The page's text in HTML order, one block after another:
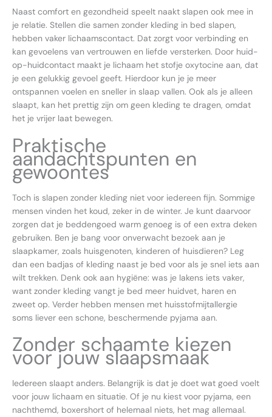
Naast comfort en gezondheid speelt naakt slapen ook mee in
je relatie. Stellen die samen zonder kleding in bed slapen,
hebben vaker lichaamscontact. Dat zorgt voor verbinding en
kan gevoelens van vertrouwen en liefde versterken. Door huid-
op-huidcontact maakt je lichaam het stofje oxytocine aan, dat
je een gelukkig gevoel geeft. Hierdoor kun je je meer
ontspannen voelen en sneller in slaap vallen. Ook als je alleen
slaapt, kan het prettig zijn om geen kleding te dragen, omdat
het je vrijer laat bewegen.
Praktische
aandachtspunten en
gewoontes
Toch is slapen zonder kleding niet voor iedereen fijn. Sommige
mensen vinden het koud, zeker in de winter. Je kunt daarvoor
zorgen dat je beddengoed warm genoeg is of een extra deken
gebruiken. Ben je bang voor onverwacht bezoek aan je
slaapkamer, zoals huisgenoten, kinderen of huisdieren? Leg
dan een badjas of kleding naast je bed voor als je snel iets aan
wilt trekken. Denk ook aan hygiëne: was je lakens iets vaker,
want zonder kleding vangt je bed meer huidvet, haren en
zweet op. Verder hebben mensen met huisstofmijtallergie
soms liever een schone, beschermende pyjama aan.
Zonder schaamte kiezen
voor jouw slaapsmaak
Iedereen slaapt anders. Belangrijk is dat je doet wat goed voelt
voor jouw lichaam en situatie. Of je nu kiest voor pyjama, een
nachthemd, boxershort of helemaal niets, het mag allemaal.